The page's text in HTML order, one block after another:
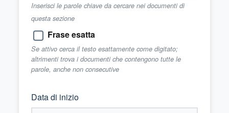
Inserisci le parole chiave da cercare nei documenti di
questa sezione
Frase esatta
Se attivo cerca il testo esattamente come digitato;
altrimenti trova i documenti che contengono tutte le
parole, anche non consecutive
Data di inizio